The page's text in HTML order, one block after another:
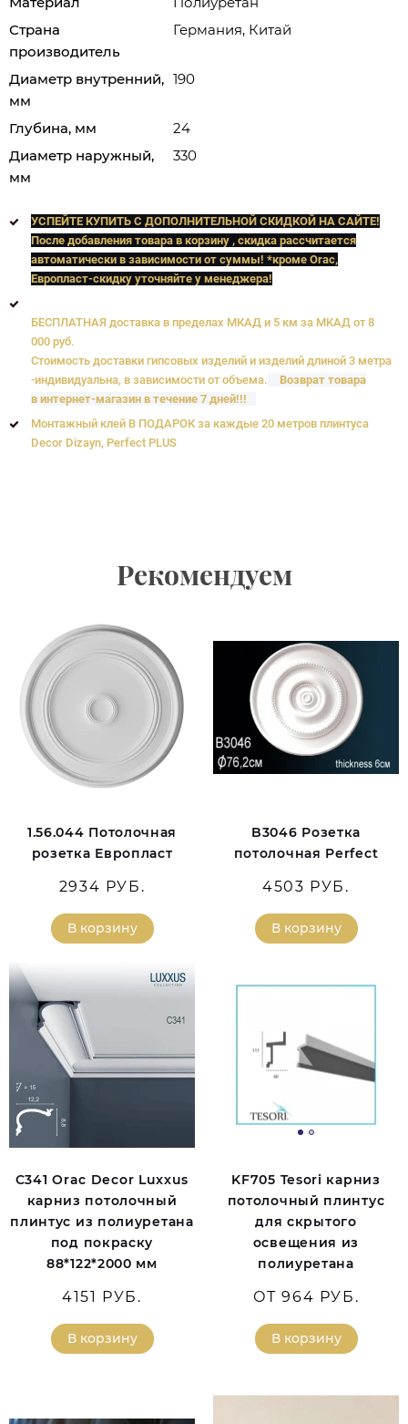
Страна
производитель
Германия, Китай
Диаметр внутренний,
мм
190
Глубина, мм
24
Диаметр наружный,
мм
330
УСПЕЙТЕ КУПИТЬ C ДОПОЛНИТЕЛЬНОЙ СКИДКОЙ НА САЙТЕ!
После добавления товара в корзину , скидка рассчитается
автоматически в зависимости от суммы! *кроме Orac,
Европласт-скидку уточняйте у менеджера!
БЕСПЛАТНАЯ доставка в пределах МКАД и 5 км за МКАД от 8
000 руб.
Стоимость доставки гипсовых изделий и изделий длиной 3 метра
-индивидуальна, в зависимости от объема.
Возврат товара
в интернет-магазин в течение 7 дней!!!
Монтажный клей В ПОДАРОК за каждые 20 метров плинтуса
Decor Dizayn, Perfect PLUS
Рекомендуем
1.56.044 Потолочная
розетка Европласт
2934 РУБ.
В корзину
B3046 Розетка
потолочная Perfect
4503 РУБ.
В корзину
C341 Orac Decor Luxxus
карниз потолочный
плинтус из полиуретана
под покраску
88*122*2000 мм
4151 РУБ.
В корзину
KF705 Tesori карниз
потолочный плинтус
для скрытого
освещения из
полиуретана
ОТ 964 РУБ.
В корзину